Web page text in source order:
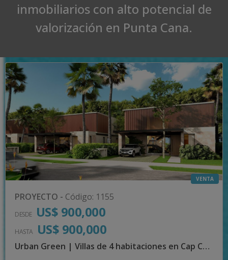
inmobiliarios con alto potencial de
valorización en Punta Cana.
VENTA
PROYECTO - Código: 1155
DESDE US$ 900,000
HASTA US$ 900,000
Urban Green | Villas de 4 habitaciones en Cap Cana